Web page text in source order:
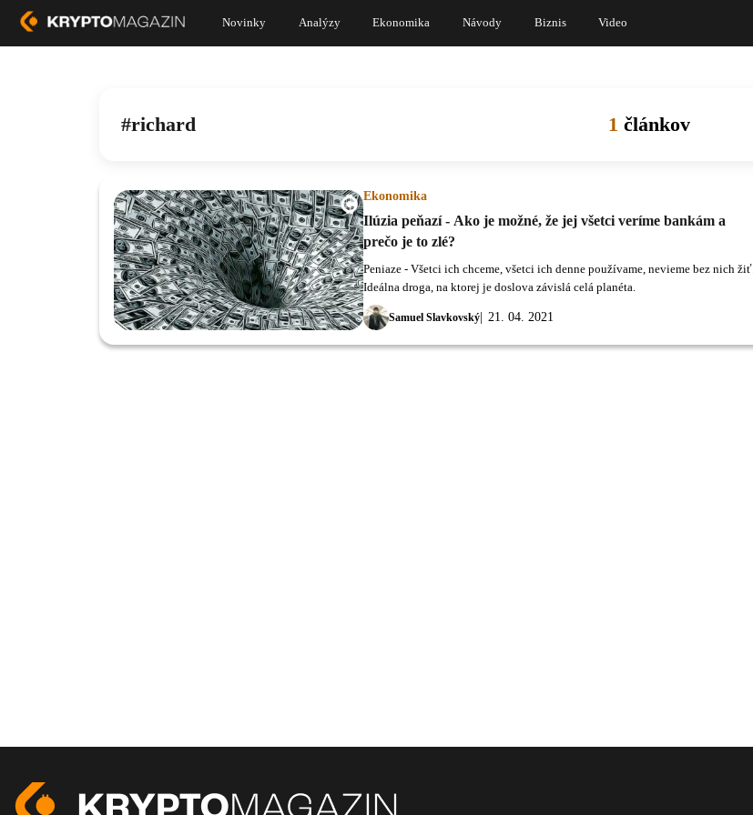
Novinky Analýzy Ekonomika Návody Biznis Video
richard 1 článkov
Ekonomika
Ilúzia peňazí - Ako je možné, že jej všetci veríme bankám a
prečo je to zlé?
Samuel Slavkovský 21. 04. 2021
Peniaze - Všetci ich chceme, všetci ich denne používame, nevieme bez nich žiť.
Ideálna droga, na ktorej je doslova závislá celá planéta.